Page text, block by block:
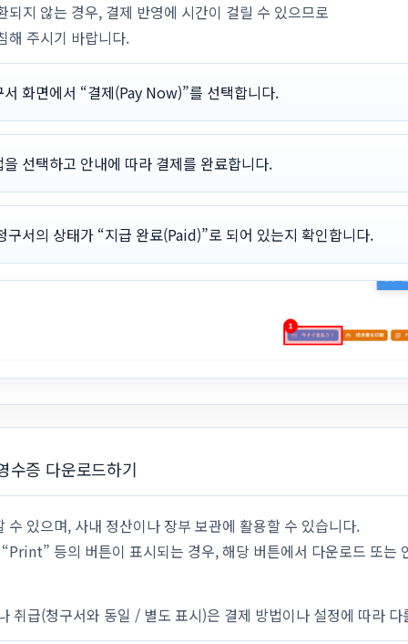
되지 않는 경우, 결제 반영에 시간이 걸릴 수 있으므로
해 주시기 바랍니다.
서 화면에서 “결제(Pay Now)”를 선택합니다.
선택하고 안내에 따라 결제를 완료합니다.
구서의 상태가 “지급 완료(Paid)”로 되어 있는지 확인합니다.
수증 다운로드하기
수 있으며, 사내 정산이나 장부 보관에 활용할 수 있습니다.
등의 버튼이 표시되는 경우, 해당 버튼에서 다운로드 또는
취급(청구서와 동일 / 별도 표시)은 결제 방법이나 설정에 따라 다